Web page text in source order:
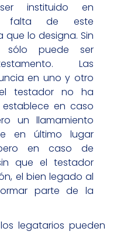
instituido en
falta de este
que lo designa. Sin
sólo puede ser
Las
en uno y otro
testador no ha
en caso
un llamamiento
en último lugar
en caso de
que el testador
el bien legado al
parte de la
legatarios pueden